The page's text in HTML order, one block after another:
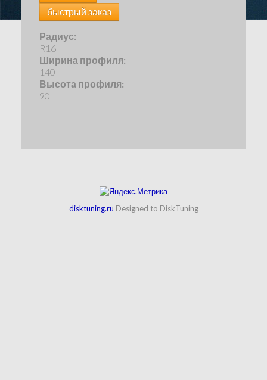
быстрый заказ
Радиус:
R16
Ширина профиля:
140
Высота профиля:
90
disktuning.ru Designed to DiskTuning